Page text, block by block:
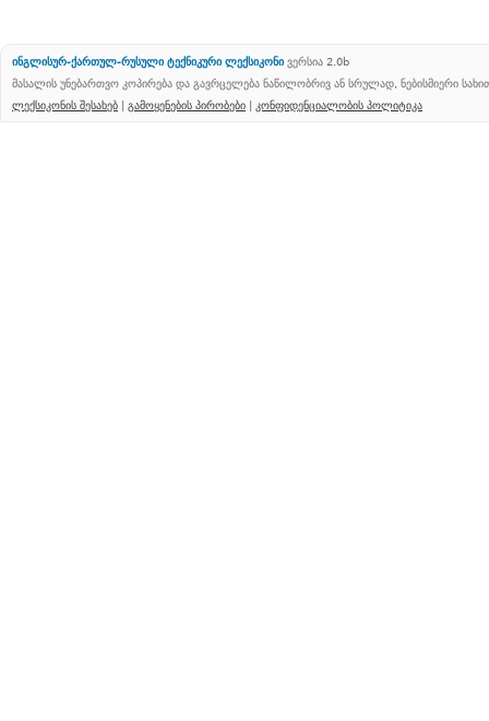
ინგლისურ-ქართულ-რუსული ტექნიკური ლექსიკონი ვერსია 2.0b
მასალის უნებართვო კოპირება და გავრცელება ნაწილობრივ ან სრულად, ნებისმიერი
ლექსიკონის შესახებ | გამოყენების პირობები | კონფიდენციალობის პოლიტიკა